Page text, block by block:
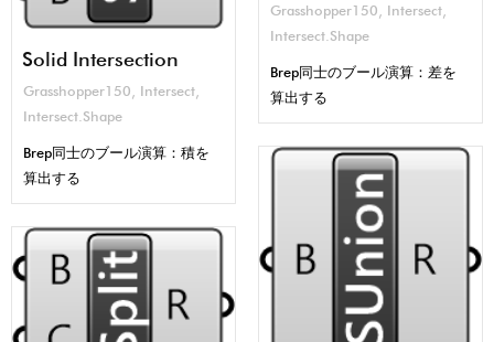
Grasshopper150 Intersect
Intersect.Shape
Brep同士のブール演算：差を
算出する
Solid Intersection
Grasshopper150 , Intersect,
Intersect.Shape
Brep同士のブール演算：積を
算出する